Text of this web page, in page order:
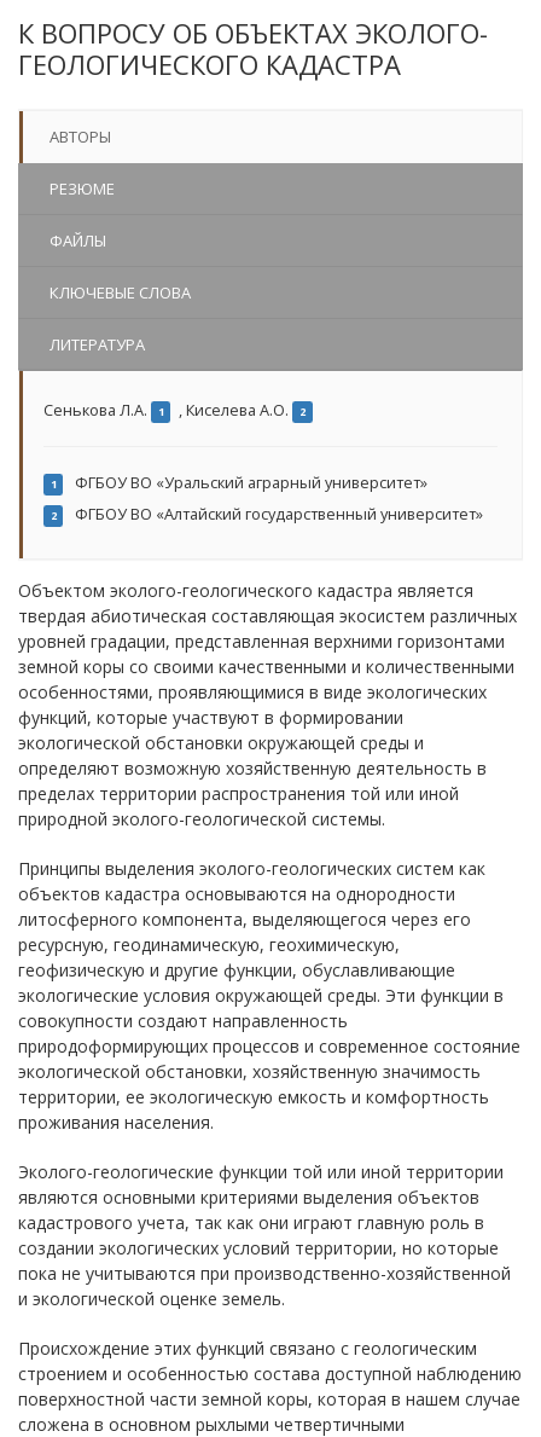
К ВОПРОСУ ОБ ОБЪЕКТАХ ЭКОЛОГО-
ГЕОЛОГИЧЕСКОГО КАДАСТРА
АВТОРЫ
РЕЗЮМЕ
ФАЙЛЫ
КЛЮЧЕВЫЕ СЛОВА
ЛИТЕРАТУРА
Сенькова Л.А. 1 ,Киселева А.О. 2
1 ФГБОУ ВО «Уральский аграрный университет»
2 ФГБОУ ВО «Алтайский государственный университет»
Объектом эколого-геологического кадастра является
твердая абиотическая составляющая экосистем различных
уровней градации, представленная верхними горизонтами
земной коры со своими качественными и количественными
особенностями, проявляющимися в виде экологических
функций, которые участвуют в формировании
экологической обстановки окружающей среды и
определяют возможную хозяйственную деятельность в
пределах территории распространения той или иной
природной эколого-геологической системы.
Принципы выделения эколого-геологических систем как
объектов кадастра основываются на однородности
литосферного компонента, выделяющегося через его
ресурсную, геодинамическую, геохимическую,
геофизическую и другие функции, обуславливающие
экологические условия окружающей среды. Эти функции в
совокупности создают направленность
природоформирующих процессов и современное состояние
экологической обстановки, хозяйственную значимость
территории, ее экологическую емкость и комфортность
проживания населения.
Эколого-геологические функции той или иной территории
являются основными критериями выделения объектов
кадастрового учета, так как они играют главную роль в
создании экологических условий территории, но которые
пока не учитываются при производственно-хозяйственной
и экологической оценке земель.
Происхождение этих функций связано с геологическим
строением и особенностью состава доступной наблюдению
поверхностной части земной коры, которая в нашем случае
сложена в основном рыхлыми четвертичными